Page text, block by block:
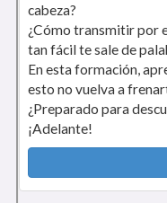
cabeza?
¿Cómo transmitir por
tan fácil te sale de
En esta formación,
esto no vuelva a
¿Preparado para
¡Adelante!